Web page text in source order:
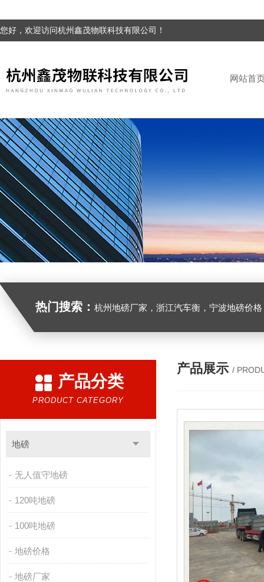
您好，欢迎访问杭州鑫茂物联科技有限公司！
网站首
热门搜索： 杭州地磅厂家，浙江汽车衡，宁波地磅价格，浙江地
产品分类
PRODUCT CATEGORY
地磅
无人值守地磅
120吨地磅
100吨地磅
地磅价格
地磅厂家
产品展示 /